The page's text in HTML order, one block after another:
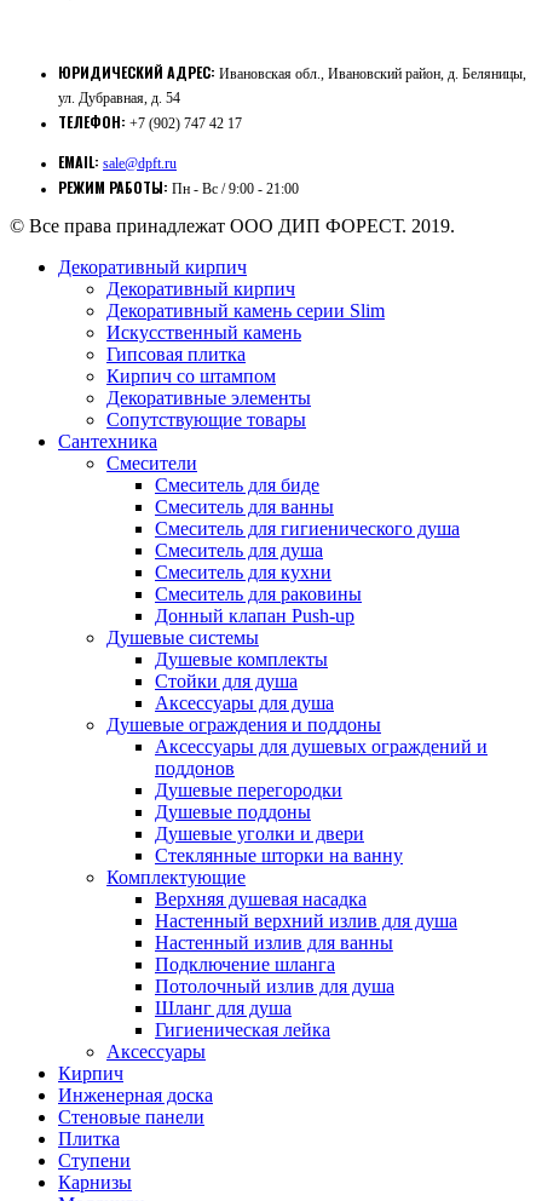
ЮРИДИЧЕСКИЙ АДРЕС: Ивановская обл., Ивановский район, д. Беляницы,
ул. Дубравная, д. 54
ТЕЛЕФОН: +7 (902) 747 42 17
EMAIL: sale@dpft.ru
РЕЖИМ РАБОТЫ: Пн - Вс / 9:00 - 21:00
© Все права принадлежат ООО ДИП ФОРЕСТ. 2019.
Декоративный кирпич
Декоративный кирпич
Декоративный камень серии Slim
Искусственный камень
Гипсовая плитка
Кирпич со штампом
Декоративные элементы
Сопутствующие товары
Сантехника
Смесители
Смеситель для биде
Смеситель для ванны
Смеситель для гигиенического душа
Смеситель для душа
Смеситель для кухни
Смеситель для раковины
Донный клапан Push-up
Душевые системы
Душевые комплекты
Стойки для душа
Аксессуары для душа
Душевые ограждения и поддоны
Аксессуары для душевых ограждений и
поддонов
Душевые перегородки
Душевые поддоны
Душевые уголки и двери
Стеклянные шторки на ванну
Комплектующие
Верхняя душевая насадка
Настенный верхний излив для душа
Настенный излив для ванны
Подключение шланга
Потолочный излив для душа
Шланг для душа
Гигиеническая лейка
Аксессуары
Кирпич
Инженерная доска
Стеновые панели
Плитка
Ступени
Карнизы